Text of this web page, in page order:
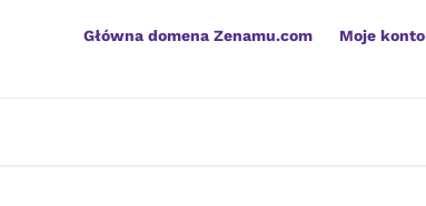
Główna domena Zenamu.com Moje konto